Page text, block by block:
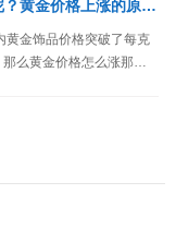
黄金价格怎么涨那么高呢？黄金价格上涨的原因分析
黄金饰品价格突破了每克
么黄金价格怎么涨那么